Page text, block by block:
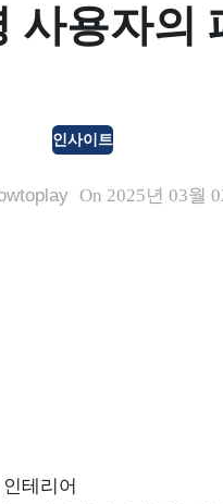
사용자의
인사이트
On 2025년 03월
테리어